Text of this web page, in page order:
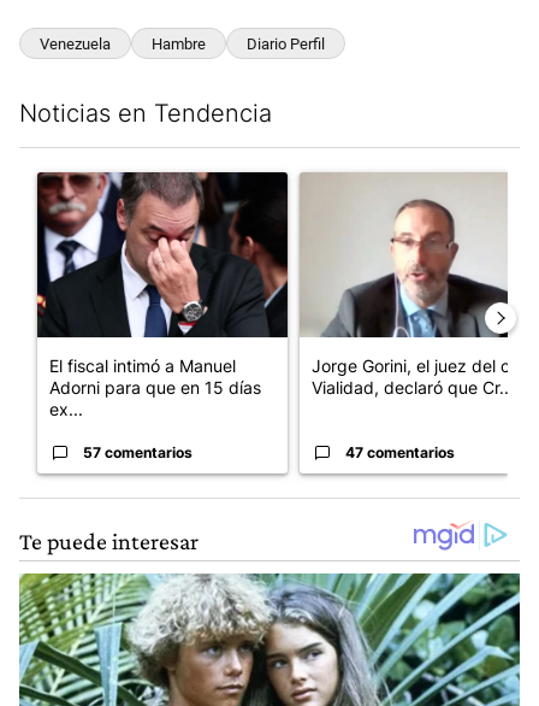
Venezuela Hambre Diario Perfil
Noticias en Tendencia
Un artículo de tendencia con el título "El fiscal intimó a
El fiscal intimó a Manuel
Adorni para que en 15 días
ex...
57 comentarios
Jorge Gorini, el juez del caso
Vialidad, declaró que Cr...
47 comentarios